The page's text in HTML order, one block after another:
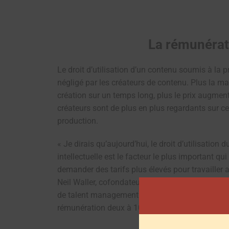
La
Le droit d’utilisation d’un contenu soumis à la
négligé par les créateurs de contenu. Plus la
création sur un temps long, plus le prix
créateurs sont de plus en plus regardants sur
production.
« Je dirais qu’aujourd’hui, le droit d’utilisation
intellectuelle est le facteur le plus important
demander des tarifs plus élevés pour travailler
Neil Waller, cofondateur et codirecteur général
de talent management. Ce droit d’utilisation
rémunération deux à 10 fois plus élevée que la